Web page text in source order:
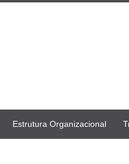
Estrutura Organizacional